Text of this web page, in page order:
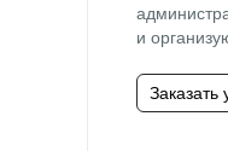
и
Заказать